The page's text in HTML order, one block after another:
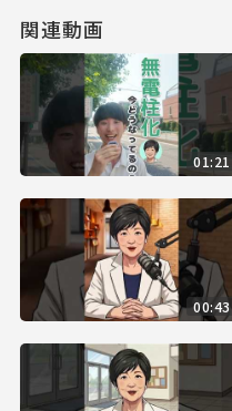
関連動画
01:21
00:43